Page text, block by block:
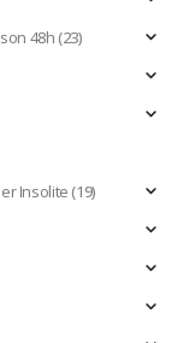
48h(23)
Insolite(19)